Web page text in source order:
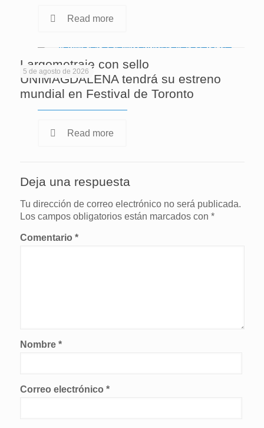
Read more
5 de agosto de 2026
Largometraje con sello
UNIMAGDALENA tendrá su estreno
mundial en Festival de Toronto
Read more
Deja una respuesta
Tu dirección de correo electrónico no será publicada.
Los campos obligatorios están marcados con *
Comentario *
Nombre *
Correo electrónico *